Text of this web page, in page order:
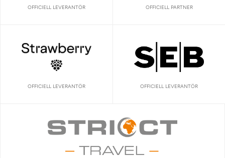
OFFICIELL LEVERANTÖR OFFICIELL PARTNER
OFFICIELL LEVERANTÖR OFFICIELL LEVERANTÖR